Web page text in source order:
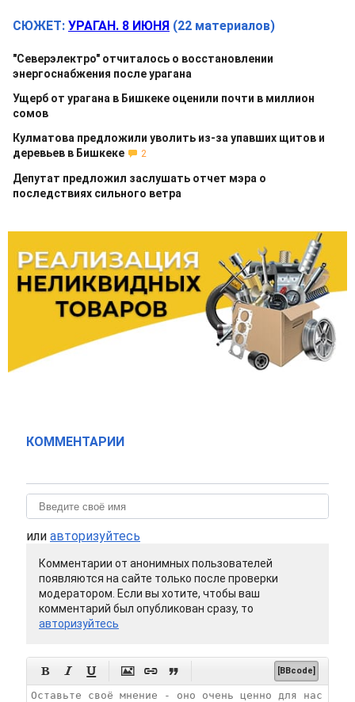
СЮЖЕТ: УРАГАН. 8 ИЮНЯ (22 материалов)
"Северэлектро" отчиталось о восстановлении
энергоснабжения после урагана
Ущерб от урагана в Бишкеке оценили почти в миллион
сомов
Кулматова предложили уволить из-за упавших щитов и
деревьев в Бишкеке
2
Депутат предложил заслушать отчет мэра о
последствиях сильного ветра
КОММЕНТАРИИ
или авторизуйтесь
Комментарии от анонимных пользователей
появляются на сайте только после проверки
модератором. Если вы хотите, чтобы ваш
комментарий был опубликован сразу, то
авторизуйтесь
      [BBcode]